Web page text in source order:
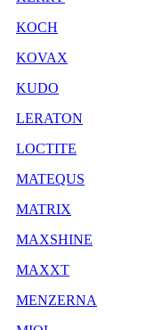
KOCH
KOVAX
KUDO
LERATON
LOCTITE
MATEQUS
MATRIX
MAXSHINE
MAXXT
MENZERNA